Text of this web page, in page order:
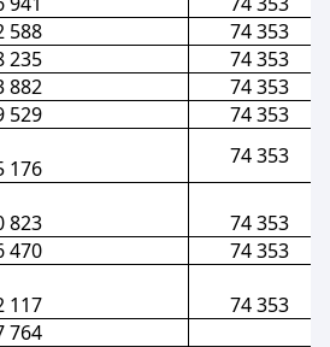
588
74 353
235
74 353
882
74 353
529
74 353
176
74 353
823
74 353
470
74 353
117
74 353
764